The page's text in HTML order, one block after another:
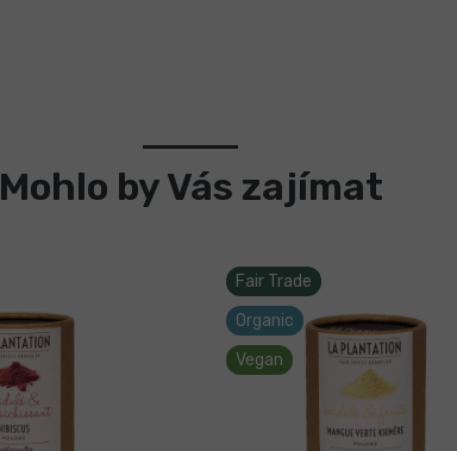
Mohlo by Vás zajímat
Fair Trade
Organic
Vegan